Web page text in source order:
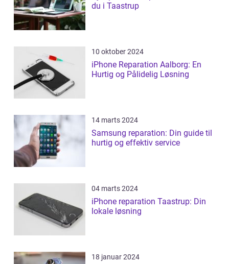
du i Taastrup
10 oktober 2024
iPhone Reparation Aalborg: En
Hurtig og Pålidelig Løsning
14 marts 2024
Samsung reparation: Din guide til
hurtig og effektiv service
04 marts 2024
iPhone reparation Taastrup: Din
lokale løsning
18 januar 2024